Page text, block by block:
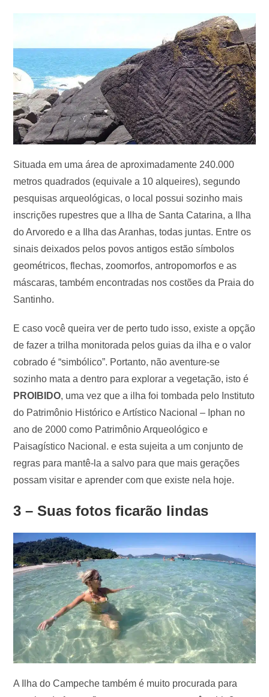
Situada em uma área de aproximadamente 240.000
metros quadrados (equivale a 10 alqueires), segundo
pesquisas arqueológicas, o local possui sozinho mais
inscrições rupestres que a Ilha de Santa Catarina, a Ilha
do Arvoredo e a Ilha das Aranhas, todas juntas. Entre os
sinais deixados pelos povos antigos estão símbolos
geométricos, flechas, zoomorfos, antropomorfos e as
máscaras, também encontradas nos costões da Praia do
Santinho.
E caso você queira ver de perto tudo isso, existe a opção
de fazer a trilha monitorada pelos guias da ilha e o valor
cobrado é “simbólico”. Portanto, não aventure-se
sozinho mata a dentro para explorar a vegetação, isto é
PROIBIDO, uma vez que a ilha foi tombada pelo Instituto
do Patrimônio Histórico e Artístico Nacional – Iphan no
ano de 2000 como Patrimônio Arqueológico e
Paisagístico Nacional. e esta sujeita a um conjunto de
regras para mantê-la a salvo para que mais gerações
possam visitar e aprender com que existe nela hoje.
3 – Suas fotos ficarão lindas
A Ilha do Campeche também é muito procurada para